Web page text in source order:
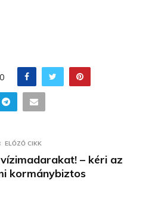
0
ELŐZŐ CIKK
– kéri az
kormánybiztos